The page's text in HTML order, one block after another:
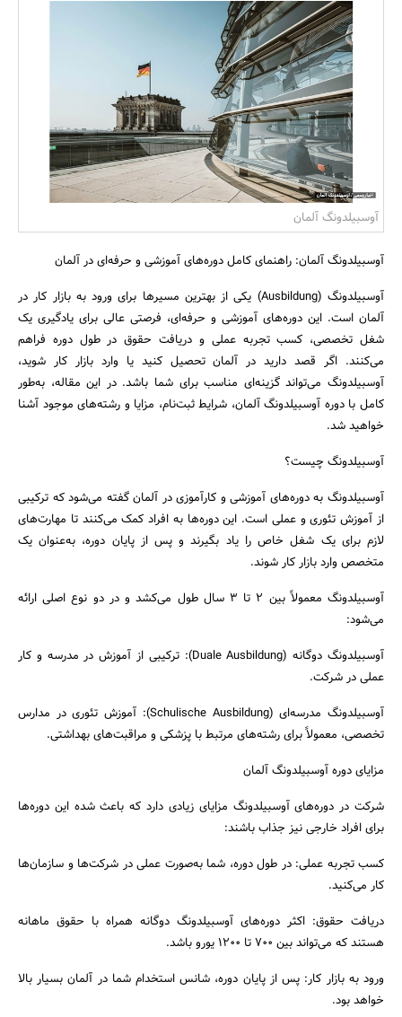
آوسبیلدونگ آلمان
آوسبیلدونگ آلمان: راهنمای کامل دوره‌های آموزشی و حرفه‌ای در آلمان
آوسبیلدونگ (Ausbildung) یکی از بهترین مسیرها برای ورود به بازار کار در
آلمان است. این دوره‌های آموزشی و حرفه‌ای، فرصتی عالی برای یادگیری یک
شغل تخصصی، کسب تجربه عملی و دریافت حقوق در طول دوره فراهم
می‌کنند. اگر قصد دارید در آلمان تحصیل کنید یا وارد بازار کار شوید،
آوسبیلدونگ می‌تواند گزینه‌ای مناسب برای شما باشد. در این مقاله، به‌طور
کامل با دوره آوسبیلدونگ آلمان، شرایط ثبت‌نام، مزایا و رشته‌های موجود آشنا
خواهید شد.
آوسبیلدونگ چیست؟
آوسبیلدونگ به دوره‌های آموزشی و کارآموزی در آلمان گفته می‌شود که ترکیبی
از آموزش تئوری و عملی است. این دوره‌ها به افراد کمک می‌کنند تا مهارت‌های
لازم برای یک شغل خاص را یاد بگیرند و پس از پایان دوره، به‌عنوان یک
متخصص وارد بازار کار شوند.
آوسبیلدونگ معمولاً بین 2 تا 3 سال طول می‌کشد و در دو نوع اصلی ارائه
می‌شود:
آوسبیلدونگ دوگانه (Duale Ausbildung): ترکیبی از آموزش در مدرسه و کار
عملی در شرکت.
آوسبیلدونگ مدرسه‌ای (Schulische Ausbildung): آموزش تئوری در مدارس
تخصصی، معمولاً برای رشته‌های مرتبط با پزشکی و مراقبت‌های بهداشتی.
مزایای دوره آوسبیلدونگ آلمان
شرکت در دوره‌های آوسبیلدونگ مزایای زیادی دارد که باعث شده این دوره‌ها
برای افراد خارجی نیز جذاب باشند:
کسب تجربه عملی: در طول دوره، شما به‌صورت عملی در شرکت‌ها و سازمان‌ها
کار می‌کنید.
دریافت حقوق: اکثر دوره‌های آوسبیلدونگ دوگانه همراه با حقوق ماهانه
هستند که می‌تواند بین 700 تا 1200 یورو باشد.
ورود به بازار کار: پس از پایان دوره، شانس استخدام شما در آلمان بسیار بالا
خواهد بود.